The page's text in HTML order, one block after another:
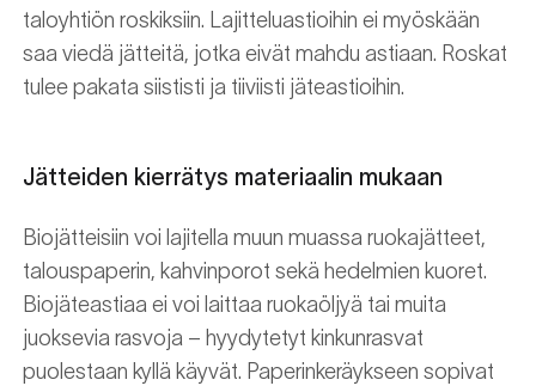
taloyhtiön roskiksiin. Lajitteluastioihin ei myöskään
saa viedä jätteitä, jotka eivät mahdu astiaan. Roskat
tulee pakata siististi ja tiiviisti jäteastioihin.
Jätteiden kierrätys materiaalin mukaan
Biojätteisiin voi lajitella muun muassa ruokajätteet,
talouspaperin, kahvinporot sekä hedelmien kuoret.
Biojäteastiaa ei voi laittaa ruokaöljyä tai muita
juoksevia rasvoja – hyydytetyt kinkunrasvat
puolestaan kyllä käyvät. Paperinkeräykseen sopivat